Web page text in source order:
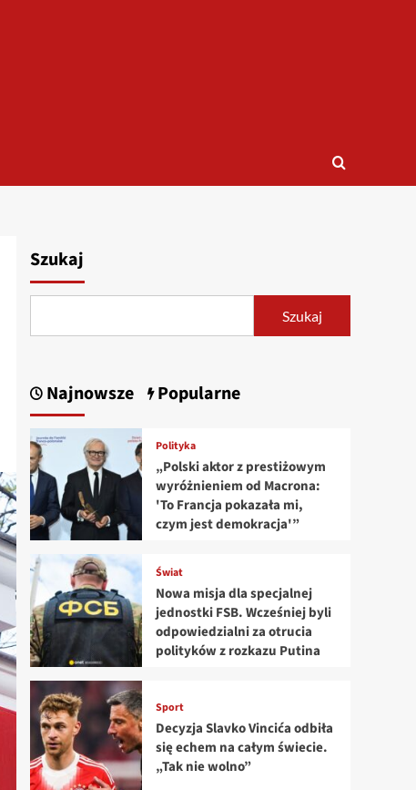
Szukaj
Szukaj
Najnowsze Popularne
Polityka
„Polski aktor z prestiżowym
wyróżnieniem od Macrona:
'To Francja pokazała mi,
czym jest demokracja'”
Świat
Nowa misja dla specjalnej
jednostki FSB. Wcześniej byli
odpowiedzialni za otrucia
polityków z rozkazu Putina
Sport
Decyzja Slavko Vincića odbiła
się echem na całym świecie.
„Tak nie wolno”